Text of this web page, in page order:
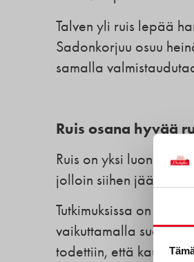
Talven yli ruis lepää
Sadonkorjuu osuu
samalla
Ruis osana hyvää
Ruis on yksi luonnon
jolloin siihen jää
Tutkimuksissa on
vaikuttamalla
todettiin, että kauran